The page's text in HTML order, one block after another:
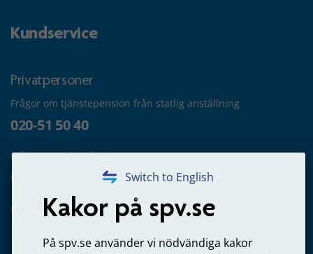
Switch to English
Kakor på spv.se
På spv.se använder vi nödvändiga kakor
Kundservice
Privatpersoner
Frågor om tjänstepension från statlig anställning
020-51 50 40
Frågor om utbetalning
020-65 00 65
Kontakta oss